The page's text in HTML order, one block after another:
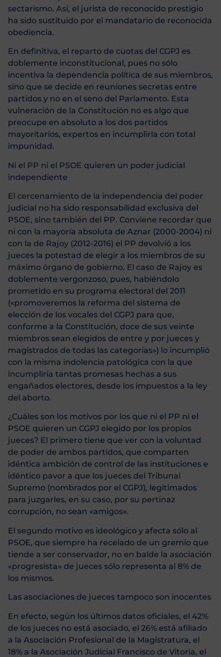
sectarismo. Así, el jurista de reconocido prestigio
ha sido sustituido por el mandatario de reconocida
obediencia.
En definitiva, el reparto de cuotas del CGPJ es
doblemente inconstitucional, pues no sólo
incentiva la dependencia política de sus miembros,
sino que se decide en reuniones secretas entre
partidos y no en el seno del Parlamento. Esta
vulneración de la Constitución no es algo que
preocupe en absoluto a los dos partidos
mayoritarios, expertos en incumplirla con total
impunidad.
Ni el PP ni el PSOE quieren un poder judicial
independiente
El cercenamiento de la independencia del poder
judicial no ha sido responsabilidad exclusiva del
PSOE, sino también del PP. Conviene recordar que
ni con la mayoría absoluta de Aznar (2000-2004) ni
con la de Rajoy (2012-2016) el PP devolvió a los
jueces la potestad de elegir a los miembros de su
máximo órgano de gobierno. El caso de Rajoy es
doblemente vergonzoso, pues, habiéndolo
prometido en su programa electoral del 2011
(«promoveremos la reforma del sistema de
elección de los vocales del CGPJ para que,
conforme a la Constitución, doce de sus veinte
miembros sean elegidos de entre y por jueces y
magistrados de todas las categorías») lo incumplió
con la misma indolencia patológica con la que
incumpliría tantas promesas hechas a sus
engañados electores, desde los impuestos a la ley
del aborto.
¿Cuáles son los motivos por los que ni el PP ni el
PSOE quieren un CGPJ elegido por los propios
jueces? El primero tiene que ver con la voluntad
de poder de ambos partidos, que comparten
idéntica ambición de control de las instituciones e
idéntico pavor a que los jueces del Tribunal
Supremo (nombrados por el CGPJ), legitimados
para juzgarles, en su caso, por su pertinaz
corrupción, no sean «amigos».
El segundo motivo es ideológico y afecta sólo al
PSOE, que siempre ha recelado de un gremio que
tiende a ser conservador, no en balde la asociación
«progresista» de jueces sólo representa al 8% de
los mismos.
Las asociaciones de jueces tampoco son inocentes
En efecto, según los últimos datos oficiales, el 42%
de los jueces no está asociado, el 26% está afiliado
a la Asociación Profesional de la Magistratura, el
18% a la Asociación Judicial Francisco de Vitoria, el